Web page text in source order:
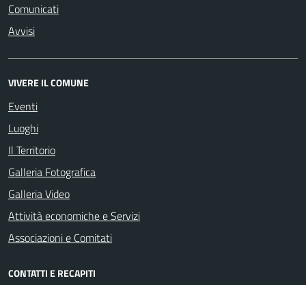
Comunicati
Avvisi
VIVERE IL COMUNE
Eventi
Luoghi
Il Territorio
Galleria Fotografica
Galleria Video
Attività economiche e Servizi
Associazioni e Comitati
CONTATTI E RECAPITI